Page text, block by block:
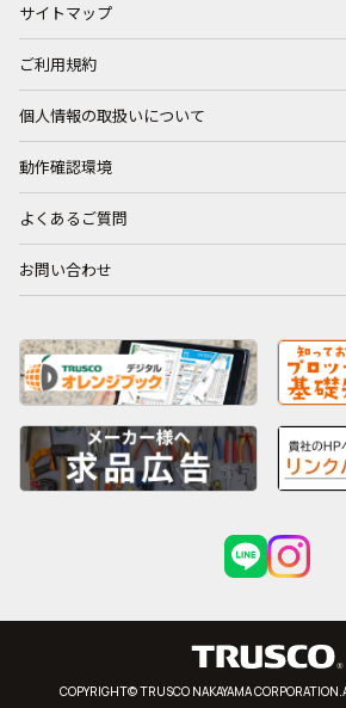
サイトマップ
ご利用規約
個人情報の取扱いについて
動作確認環境
よくあるご質問
お問い合わせ
COPYRIGHT© TRUSCO NAKAYAMA